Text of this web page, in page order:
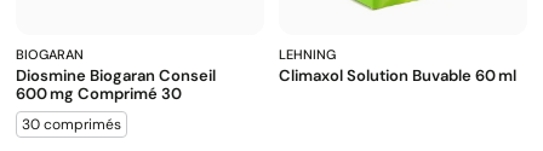
BIOGARAN
Diosmine Biogaran Conseil
600 Mg Comprimé 30
30 comprimés
LEHNING
Climaxol Solution Buvable 60 Ml